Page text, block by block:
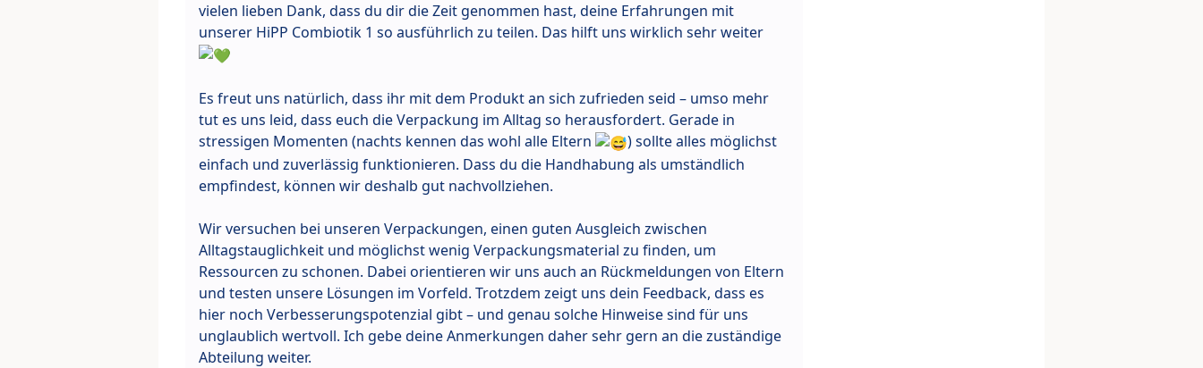
vielen lieben Dank, dass du dir die Zeit genommen hast, deine Erfahrungen mit
unserer HiPP Combiotik 1 so ausführlich zu teilen. Das hilft uns wirklich sehr weiter
Es freut uns natürlich, dass ihr mit dem Produkt an sich zufrieden seid – umso mehr
tut es uns leid, dass euch die Verpackung im Alltag so herausfordert. Gerade in
stressigen Momenten (nachts kennen das wohl alle Eltern
) sollte alles möglichst
einfach und zuverlässig funktionieren. Dass du die Handhabung als umständlich
empfindest, können wir deshalb gut nachvollziehen.
Wir versuchen bei unseren Verpackungen, einen guten Ausgleich zwischen
Alltagstauglichkeit und möglichst wenig Verpackungsmaterial zu finden, um
Ressourcen zu schonen. Dabei orientieren wir uns auch an Rückmeldungen von Eltern
und testen unsere Lösungen im Vorfeld. Trotzdem zeigt uns dein Feedback, dass es
hier noch Verbesserungspotenzial gibt – und genau solche Hinweise sind für uns
unglaublich wertvoll. Ich gebe deine Anmerkungen daher sehr gern an die zuständige
Abteilung weiter.